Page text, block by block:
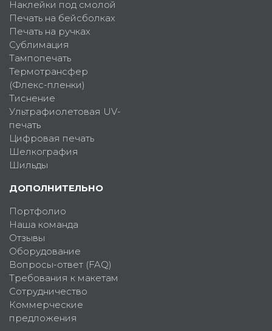
Наклейки под смолой
Печать на бейсболках
Печать на ручках
Сублимация
Тампопечать
Термотрансфер
(Флекс-пленки)
Тиснение
Ультрафиолетовая UV-
печать
Цифровая печать
Шелкография
Шильды
ДОПОЛНИТЕЛЬНО
Портфолио
Наша команда
Отзывы
Оборудование
Вопросы-ответ (FAQ)
Требования к макетам
Сотрудничество
Коммерческие
предложения